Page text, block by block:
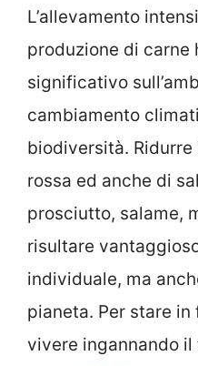
L’allevamento
produzione di carne
significativo
cambiamento
biodiversità.
rossa ed anche di
prosciutto, salame,
risultare
individuale, ma
pianeta. Per stare
vivere ingannando il